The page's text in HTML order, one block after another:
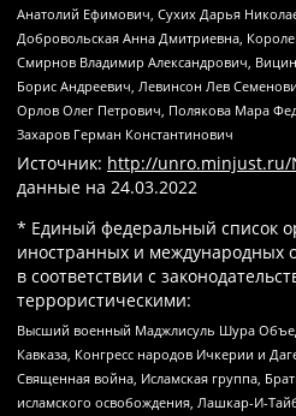
Анатолий Ефимович, Сухих Дарья
Добровольская Анна Дмитриевна,
Смирнов Владимир Александрович,
Борис Андреевич, Левинсон Лев
Орлов Олег Петрович, Полякова Мара
Захаров Герман Константинович
Источник: http://unro.minjust.ru/
данные на 24.03.2022
* Единый федеральный список
иностранных и международных
в соответствии с
террористическими:
Высший военный Маджлисуль Шура
Кавказа, Конгресс народов Ичкерии и
Священная война, Исламская группа,
исламского освобождения, Лашкар-И-